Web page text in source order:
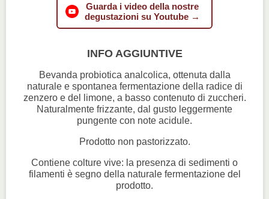
Guarda i video della nostre
degustazioni su Youtube →
INFO AGGIUNTIVE
Bevanda probiotica analcolica, ottenuta dalla
naturale e spontanea fermentazione della radice di
zenzero e del limone, a basso contenuto di zuccheri.
Naturalmente frizzante, dal gusto leggermente
pungente con note acidule.
Prodotto non pastorizzato.
Contiene colture vive: la presenza di sedimenti o
filamenti è segno della naturale fermentazione del
prodotto.